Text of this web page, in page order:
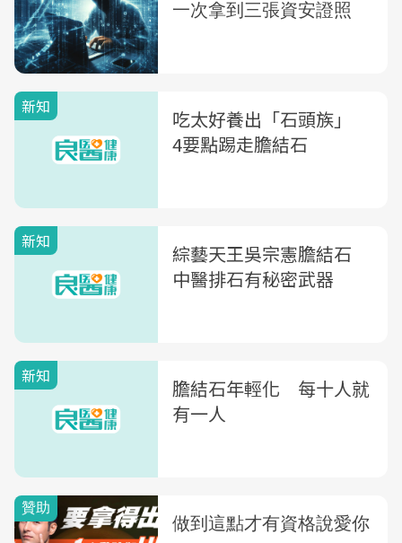
新知
吃太好養出「石頭族」
4要點踢走膽結石
新知
綜藝天王吳宗憲膽結石
中醫排石有秘密武器
新知
膽結石年輕化 每十人就
有一人